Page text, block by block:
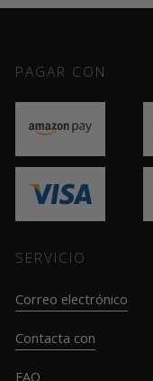
PAGAR CON
SERVICIO
Correo electrónico
Contacta con
FAQ